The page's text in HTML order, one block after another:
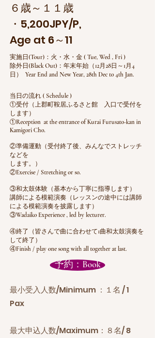
６歳～１１歳
・5,200JPY/P,
Age at 6～11
実施日(Tour)：火・水・金 ( Tue, Wed , Fri )
​除外日(Black Out)：年末年始（12月28日～1月4
日） Year End and New Year, 28th Dec to 4th Jan.
当日の流れ ( Schedule )
①受付（上郡町鞍居ふるさと館 入口で受付を
します）
①Reception at the entrance of Kurai Furusato-kan in
Kamigori Cho.
②準備運動（受付終了後、みんなでストレッチ
などを
します。）
②Exercise / Stretching or so.
③和太鼓体験（基本から丁寧に指導します）
講師による模範演奏（レッスンの途中には講師
による模範演奏を披露します）
③Wadaiko Experience , led by lecturer.
④終了（皆さんで曲に合わせて1曲和太鼓演奏を
して終了）
​④Finish / play one song with all together at last.
予約：Book
最小受入人数/Minimum ：１名 / 1
Pax
最大申込人数/Maximum：８名/ 8